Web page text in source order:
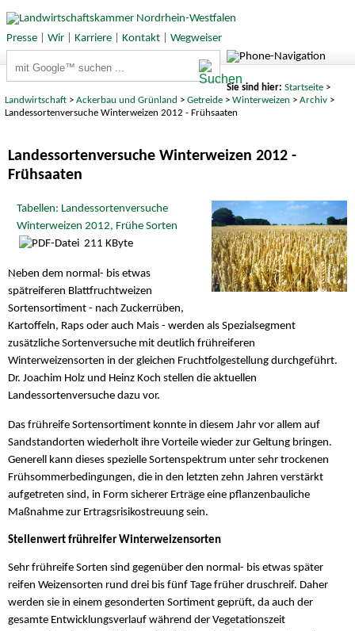
Presse| Wir| Karriere| Kontakt| Wegweiser
Sie sind hier: Startseite>
Landwirtschaft >Ackerbau und Grünland >Getreide >Winterweizen >Archiv >
Landessortenversuche Winterweizen 2012 - Frühsaaten
Landessortenversuche Winterweizen 2012 -
Frühsaaten
Tabellen: Landessortenversuche
Winterweizen 2012, Frühe Sorten
211 KByte
Neben dem normal- bis etwas
spätreiferen Blattfruchtweizen
Sortensortiment - nach Zuckerrüben,
Kartoffeln, Raps oder auch Mais - werden als Spezialsegment
zusätzliche Sortenversuche mit deutlich frühreiferen
Winterweizensorten in der gleichen Fruchtfolgestellung durchgeführt.
Dr. Joachim Holz und Heinz Koch stellen die aktuellen
Landessortenversuche dazu vor.
Das frühreife Sortensortiment konnte in diesem Jahr vor allem auf
Sandstandorten wiederholt ihre Vorteile wieder zur Geltung bringen.
Generell kann dieses spezielle Sortenspektrum unter sehr trockenen
Frühsommerbedingungen, die in den letzten zehn Jahren verstärkt
aufgetreten sind, in Form sicherer Erträge eine pflanzenbauliche
Maßnahme zur Ertragsrisikostreuung sein.
Stellenwert frühreifer Winterweizensorten
Sehr frühreife Sorten sind gegenüber den normal- bis etwas später
reifen Weizensorten rund drei bis fünf Tage früher druschreif. Daher
werden sie in einem gesonderten Sortiment geprüft, da auch der
gesamte Entwicklungsverlauf während der Vegetationszeit